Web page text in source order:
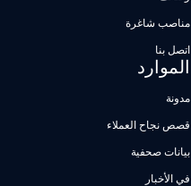
مناصب شاغرة
اتصل بنا
الموارد
مدونة
قصص نجاح العملاء
بيانات صحفية
في الأخبار